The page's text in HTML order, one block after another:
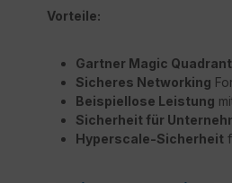
Vorteile:
Gartner Magic
Sicheres Networking
Beispiellose Leistung
Sicherheit für
Hyperscale-Sicherheit